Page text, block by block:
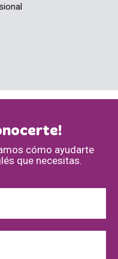
cómo ayudarte
que necesitas.